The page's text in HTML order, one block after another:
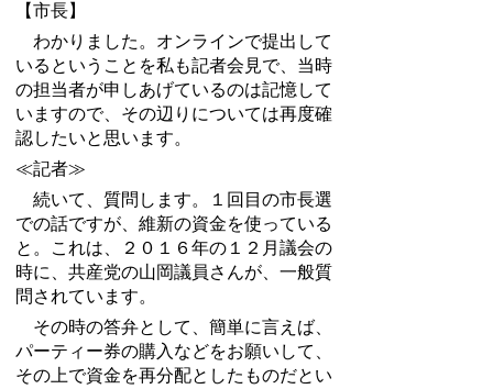
【市長】
わかりました。オンラインで提出して
いるということを私も記者会見で、当時
の担当者が申しあげているのは記憶して
いますので、その辺りについては再度確
認したいと思います。
≪記者≫
続いて、質問します。１回目の市長選
での話ですが、維新の資金を使っている
と。これは、２０１６年の１２月議会の
時に、共産党の山岡議員さんが、一般質
問されています。
その時の答弁として、簡単に言えば、
パーティー券の購入などをお願いして、
その上で資金を再分配としたものだとい